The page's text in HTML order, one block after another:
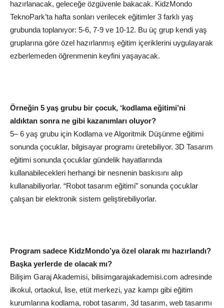
hazırlanacak, geleceğe özgüvenle bakacak. KidzMondo
TeknoPark’ta hafta sonları verilecek eğitimler 3 farklı yaş
grubunda toplanıyor: 5-6, 7-9 ve 10-12. Bu üç grup kendi yaş
gruplarına göre özel hazırlanmış eğitim içeriklerini uygulayarak
ezberlemeden öğrenmenin keyfini yaşayacak.
Örneğin 5 yaş grubu bir çocuk, ‘kodlama eğitimi’ni
aldıktan sonra ne gibi kazanımları oluyor?
5– 6 yaş grubu için Kodlama ve Algoritmik Düşünme eğitimi
sonunda çocuklar, bilgisayar programı üretebiliyor. 3D Tasarım
eğitimi sonunda çocuklar gündelik hayatlarında
kullanabilecekleri herhangi bir nesnenin baskısını alıp
kullanabiliyorlar. “Robot tasarım eğitimi” sonunda çocuklar
çalışan bir elektronik sistem geliştirebiliyorlar.
Program sadece KidzMondo’ya özel olarak mı hazırlandı?
Başka yerlerde de olacak mı?
Bilişim Garaj Akademisi, bilisimgarajakademisi.com adresinde
ilkokul, ortaokul, lise, etüt merkezi, yaz kampı gibi eğitim
kurumlarına kodlama, robot tasarım, 3d tasarım, web tasarımı